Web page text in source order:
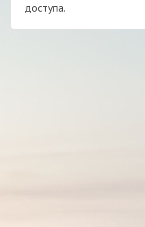
доступа.